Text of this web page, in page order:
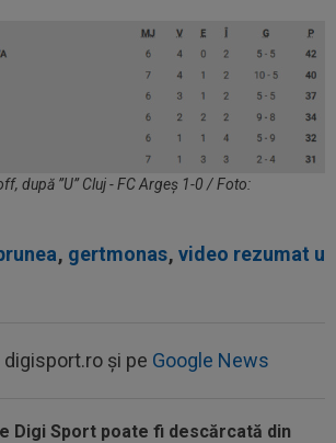
după ”U” Cluj - FC Argeș 1-0 / Foto:
, gertmonas, video rezumat u
și pe Google News
Digi Sport poate fi descărcată din
de panică la KuPS -
Ambulanța a intrat pe teren...
Cîrjan: "Are de suferit"